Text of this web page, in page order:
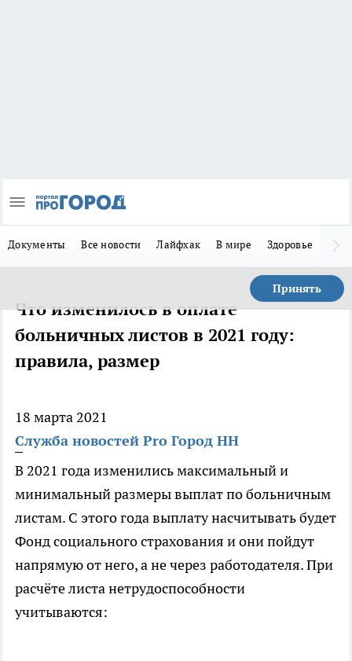
Документы Все новости Лайфхак В мире Здоровье
Принять
Что изменилось в оплате
больничных листов в 2021 году:
правила, размер
18 марта 2021
Служба новостей Pro Город НН
В 2021 года изменились максимальный и
минимальный размеры выплат по больничным
листам. С этого года выплату насчитывать будет
Фонд социального страхования и они пойдут
напрямую от него, а не через работодателя. При
расчёте листа нетрудоспособности
учитываются: